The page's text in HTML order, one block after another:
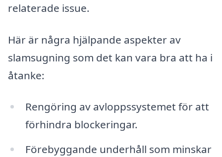
relaterade issue.
Här är några hjälpande aspekter av
slamsugning som det kan vara bra att ha i
åtanke:
Rengöring av avloppssystemet för att
förhindra blockeringar.
Förebyggande underhåll som minskar